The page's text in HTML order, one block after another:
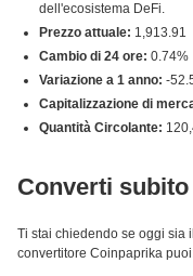
dell'ecosistema DeFi.
Prezzo attuale: 1,913.91
Cambio di 24 ore: 0.74%
Variazione a 1 anno: -
Capitalizzazione di
Quantità Circolante:
Converti
Ti stai chiedendo se oggi sia
convertitore Coinpaprika